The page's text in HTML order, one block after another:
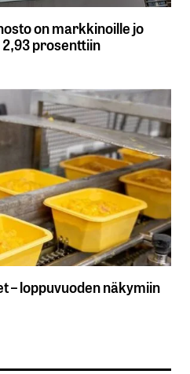
on markkinoille jo
prosenttiin
– loppuvuoden näkymiin